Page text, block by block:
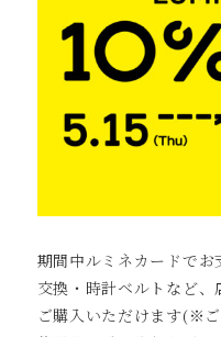
期間中ルミネカードで
交換・時計ベルトなど
ご購入いただけます(※ご